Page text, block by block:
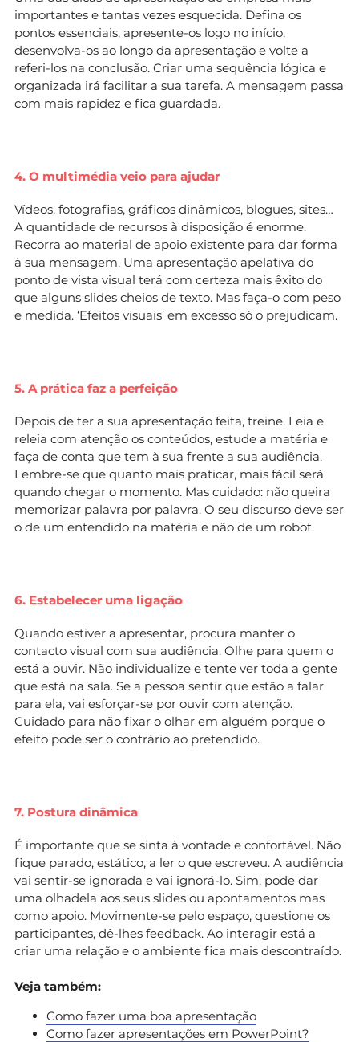
importantes e tantas vezes esquecida. Defina os
pontos essenciais, apresente-os logo no início,
desenvolva-os ao longo da apresentação e volte a
referi-los na conclusão. Criar uma sequência lógica e
organizada irá facilitar a sua tarefa. A mensagem passa
com mais rapidez e fica guardada.
4. O multimédia veio para ajudar
Vídeos, fotografias, gráficos dinâmicos, blogues, sites…
A quantidade de recursos à disposição é enorme.
Recorra ao material de apoio existente para dar forma
à sua mensagem. Uma apresentação apelativa do
ponto de vista visual terá com certeza mais êxito do
que alguns slides cheios de texto. Mas faça-o com peso
e medida. ‘Efeitos visuais’ em excesso só o prejudicam.
5. A prática faz a perfeição
Depois de ter a sua apresentação feita, treine. Leia e
releia com atenção os conteúdos, estude a matéria e
faça de conta que tem à sua frente a sua audiência.
Lembre-se que quanto mais praticar, mais fácil será
quando chegar o momento. Mas cuidado: não queira
memorizar palavra por palavra. O seu discurso deve ser
o de um entendido na matéria e não de um robot.
6. Estabelecer uma ligação
Quando estiver a apresentar, procura manter o
contacto visual com sua audiência. Olhe para quem o
está a ouvir. Não individualize e tente ver toda a gente
que está na sala. Se a pessoa sentir que estão a falar
para ela, vai esforçar-se por ouvir com atenção.
Cuidado para não fixar o olhar em alguém porque o
efeito pode ser o contrário ao pretendido.
7. Postura dinâmica
É importante que se sinta à vontade e confortável. Não
fique parado, estático, a ler o que escreveu. A audiência
vai sentir-se ignorada e vai ignorá-lo. Sim, pode dar
uma olhadela aos seus slides ou apontamentos mas
como apoio. Movimente-se pelo espaço, questione os
participantes, dê-lhes feedback. Ao interagir está a
criar uma relação e o ambiente fica mais descontraído.
Veja também:
Como fazer uma boa apresentação
Como fazer apresentações em PowerPoint?